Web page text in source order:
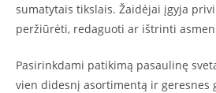
sumatytais tikslais. Žaidėjai įgyja
peržiūrėti, redaguoti ar ištrinti
Pasirinkdami patikimą pasaulinę
vien didesnį asortimentą ir geresnes